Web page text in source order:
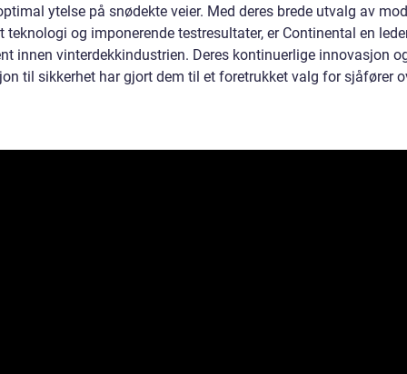
ytelse på snødekte veier. Med deres brede utvalg av
teknologi og imponerende testresultater, er Continental en
innen vinterdekkindustrien. Deres kontinuerlige innovasjon
til sikkerhet har gjort dem til et foretrukket valg for sjåfører